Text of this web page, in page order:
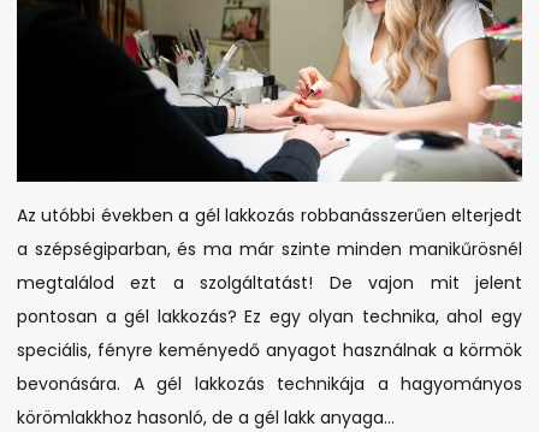
Te
tisztában
vagy
ezzel?!
Az utóbbi években a gél lakkozás robbanásszerűen elterjedt
a szépségiparban, és ma már szinte minden manikűrösnél
megtalálod ezt a szolgáltatást! De vajon mit jelent
pontosan a gél lakkozás? Ez egy olyan technika, ahol egy
speciális, fényre keményedő anyagot használnak a körmök
bevonására. A gél lakkozás technikája a hagyományos
körömlakkhoz hasonló, de a gél lakk anyaga…